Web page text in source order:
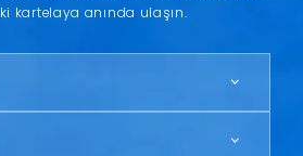
kartelaya anında ulaşın.